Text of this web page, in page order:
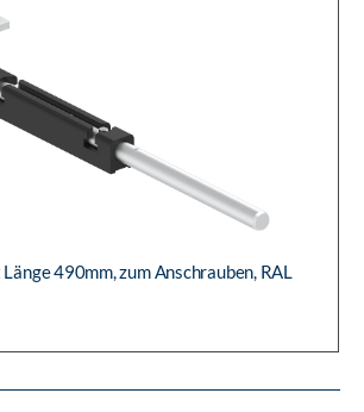
490mm, zum Anschrauben, RAL